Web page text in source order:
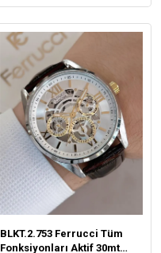
BLKT.2.753 Ferrucci Tüm
Fonksiyonları Aktif 30mt